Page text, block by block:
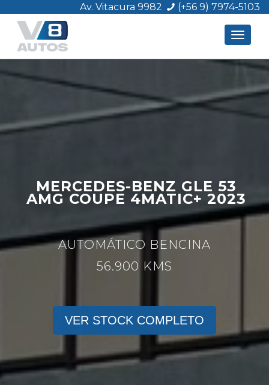
Av. Vitacura 9982 (+56 9) 7974-5103
Toggle
MERCEDES-BENZ GLE 53
AMG COUPE 4MATIC+ 2023
AUTOMÁTICO BENCINA
56.900 KMS
VER STOCK COMPLETO